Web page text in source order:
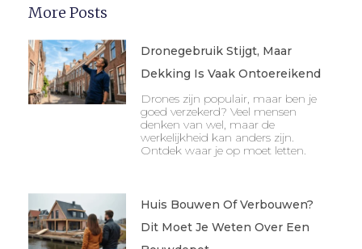
More Posts
Dronegebruik Stijgt, Maar
Dekking Is Vaak Ontoereikend
Drones zijn populair, maar ben je
goed verzekerd? Veel mensen
denken van wel, maar de
werkelijkheid kan anders zijn.
Ontdek waar je op moet letten.
Huis Bouwen Of Verbouwen?
Dit Moet Je Weten Over Een